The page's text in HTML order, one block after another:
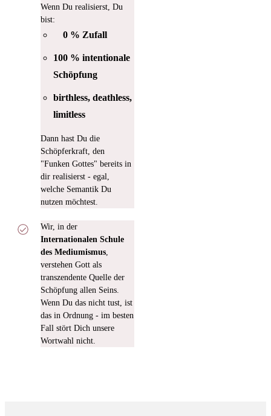
Wenn Du realisierst, Du
bist:
0 % Zufall
100 % intentionale
Schöpfung
birthless, deathless,
limitless
Dann hast Du die
Schöpferkraft, den
"Funken Gottes" bereits in
dir realisierst - egal,
welche Semantik Du
nutzen möchtest.
Wir, in der
Internationalen Schule
des Mediumismus,
verstehen Gott als
transzendente Quelle der
Schöpfung allen Seins.
Wenn Du das nicht tust, ist
das in Ordnung - im besten
Fall stört Dich unsere
Wortwahl nicht.